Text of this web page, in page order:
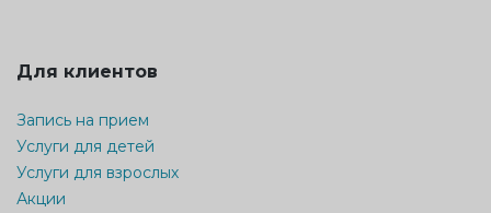
Для клиентов
Запись на прием
Услуги для детей
Услуги для взрослых
Акции